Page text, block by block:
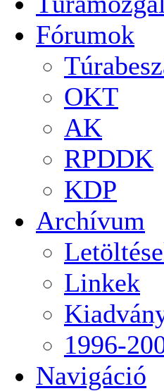
Fórumok
OKT
AK
RPDDK
KDP
Archívum
Linkek
1996-
Navigáció